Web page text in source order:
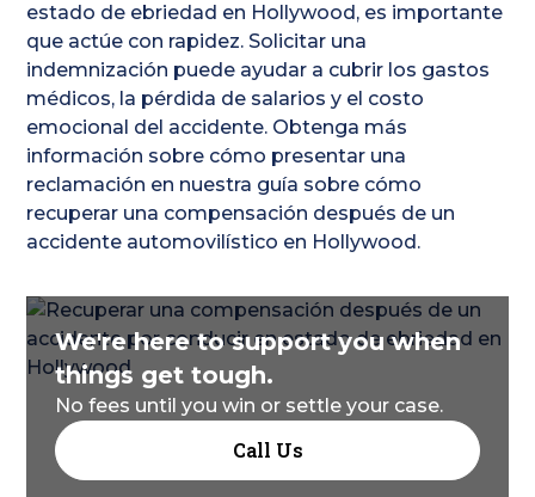
estado de ebriedad en Hollywood, es importante
que actúe con rapidez. Solicitar una
indemnización puede ayudar a cubrir los gastos
médicos, la pérdida de salarios y el costo
emocional del accidente. Obtenga más
información sobre cómo presentar una
reclamación en nuestra guía sobre cómo
recuperar una compensación después de un
accidente automovilístico en Hollywood.
We're here to support you when
things get tough.
No fees until you win or settle your case.
Call Us